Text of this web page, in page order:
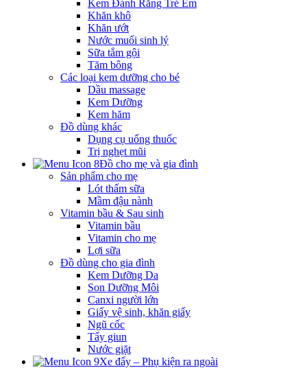
Kem Đánh Răng Trẻ Em
Khăn khô
Khăn ướt
Nước muối sinh lý
Sữa tắm gội
Tăm bông
Các loại kem dưỡng cho bé
Dầu massage
Kem Dưỡng
Kem hăm
Đồ dùng khác
Dụng cụ uống thuốc
Trị nghẹt mũi
Đồ cho mẹ và gia đình
Sản phẩm cho mẹ
Lót thấm sữa
Mầm đậu nành
Vitamin bầu & Sau sinh
Vitamin bầu
Vitamin cho mẹ
Lợi sữa
Đồ dùng cho gia đình
Kem Dưỡng Da
Son Dưỡng Môi
Canxi người lớn
Giấy vệ sinh, khăn giấy
Ngũ cốc
Tẩy giun
Nước giặt
Xe đẩy – Phụ kiện ra ngoài